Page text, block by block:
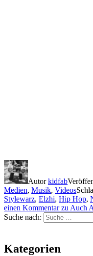
Autorkidfab
Medien, Musik, Videos
Stylewarz, Elzhi, Hip Hop,
einen Kommentarzu Auch
Suche nach:
Kategorien